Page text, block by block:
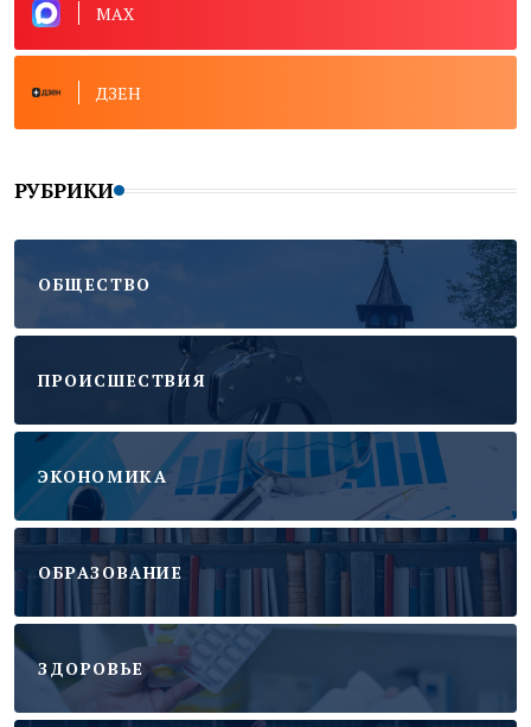
MAX
ДЗЕН
РУБРИКИ
ОБЩЕСТВО
ПРОИСШЕСТВИЯ
ЭКОНОМИКА
ОБРАЗОВАНИЕ
ЗДОРОВЬЕ